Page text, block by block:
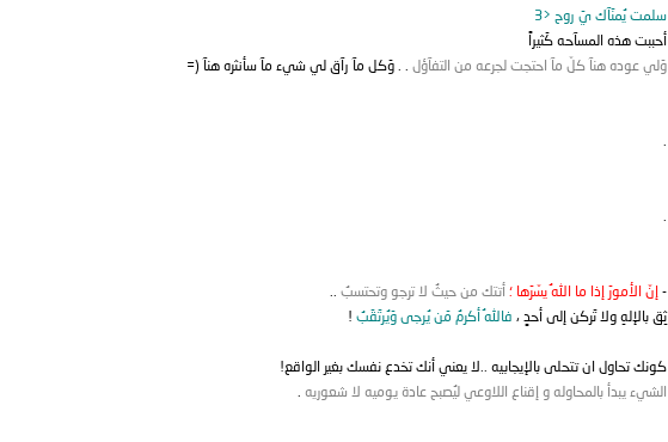
سلمت يُمنَآك يَ روح <3
أحببت هذه المسآحه كَثيراً
وَلي عوده هنآ كلّ مآ احتجت لجرعه من التفآؤل
. . وَكل مآ رآق لي شيء مآ سأنثره هنآ (=
- إنّ الأمورَ إذا ما اللهُ يسّرَها ؛ أتتك من حيثُ لا ترجو وتحتسبُ
ثِق بالإلهِ ولا تَركن إلى أحدٍ ، فاللهُ أكرمُ مَن يُرجى وَيُرتَقَبُ !
كونك تحاول ان تتحلى بالإيجابيه ..لا يعني أنك تخدع نفسك بغير الواقع!
الشيء يبدأ بالمحاوله و إقناع اللاوعي ليُصبح عادة يوميه لا شعوريه